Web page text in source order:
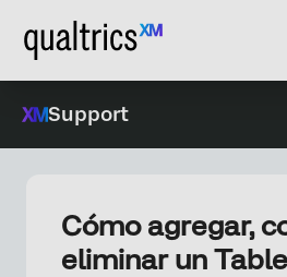
Support
Cómo agregar,
eliminar un